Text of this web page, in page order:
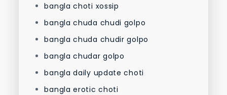
bangla choti xossip
bangla chuda chudi golpo
bangla chuda chudir golpo
bangla chudar golpo
bangla daily update choti
bangla erotic choti